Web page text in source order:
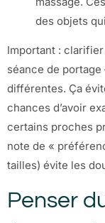
des objets
Important :
séance de
différentes. Ça
chances d’avoir
certains proches
note de «
tailles) évite les
Penser